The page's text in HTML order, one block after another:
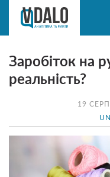
19
Заробіток на
реальність?